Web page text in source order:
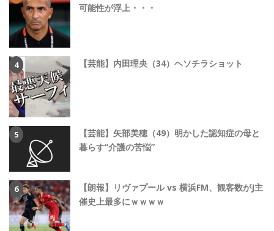
可能性が浮上・・・
【芸能】内田理央（34）ヘソチラショット
【芸能】矢部美穂（49）明かした認知症の母と
暮らす“介護の苦悩”
【朗報】リヴァプール vs 横浜FM、観客数がJ主
催史上最多にｗｗｗｗ